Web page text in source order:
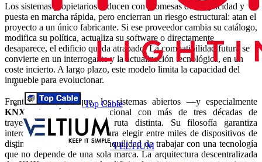
Top Cable
VELTIUM
Los sistemas propietarios seducen con promesas de simplicidad y
puesta en marcha rápida, pero encierran un riesgo estructural: atan el
proyecto a un único fabricante. Si ese proveedor cambia su catálogo,
modifica su política, actualiza su software o directamente
desaparece, el edificio queda atrapado. La compatibilidad futura se
convierte en un interrogante y la actualización tecnológica, en un
coste incierto. A largo plazo, este modelo limita la capacidad del
inmueble para evolucionar.
Frente a este enfoque, los sistemas abiertos —y especialmente
KNX , el estándar internacional con más de tres décadas de
trayectoria— ofrecen una ruta distinta. Su filosofía garantiza
interoperabilidad, libertad para elegir entre miles de dispositivos de
distintos fabricantes y la tranquilidad de trabajar con una tecnología
que no depende de una sola marca. La arquitectura descentralizada